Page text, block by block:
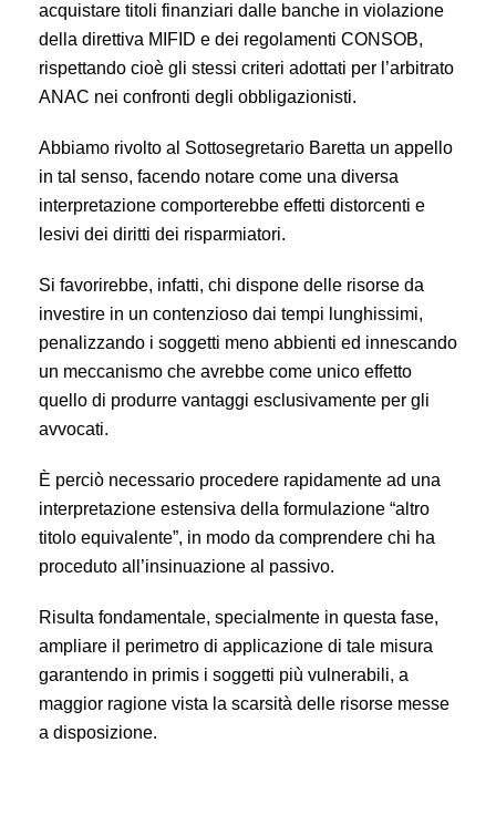
acquistare titoli finanziari dalle banche in violazione
della direttiva MIFID e dei regolamenti CONSOB,
rispettando cioè gli stessi criteri adottati per l’arbitrato
ANAC nei confronti degli obbligazionisti.
Abbiamo rivolto al Sottosegretario Baretta un appello
in tal senso, facendo notare come una diversa
interpretazione comporterebbe effetti distorcenti e
lesivi dei diritti dei risparmiatori.
Si favorirebbe, infatti, chi dispone delle risorse da
investire in un contenzioso dai tempi lunghissimi,
penalizzando i soggetti meno abbienti ed innescando
un meccanismo che avrebbe come unico effetto
quello di produrre vantaggi esclusivamente per gli
avvocati.
È perciò necessario procedere rapidamente ad una
interpretazione estensiva della formulazione “altro
titolo equivalente”, in modo da comprendere chi ha
proceduto all’insinuazione al passivo.
Risulta fondamentale, specialmente in questa fase,
ampliare il perimetro di applicazione di tale misura
garantendo in primis i soggetti più vulnerabili, a
maggior ragione vista la scarsità delle risorse messe
a disposizione.